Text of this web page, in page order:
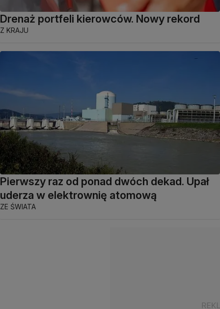
Drenaż portfeli kierowców. Nowy rekord
Z KRAJU
Pierwszy raz od ponad dwóch dekad. Upał
uderza w elektrownię atomową
ZE ŚWIATA